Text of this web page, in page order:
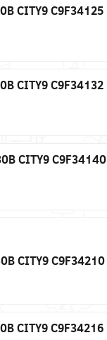
CITY9 C9F34125
CITY9 C9F34132
CITY9 C9F34140
CITY9 C9F34210
CITY9 C9F34216